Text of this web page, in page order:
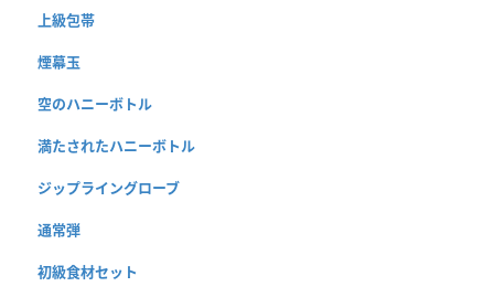
上級包帯
煙幕玉
空のハニーボトル
満たされたハニーボトル
ジップライングローブ
通常弾
初級食材セット